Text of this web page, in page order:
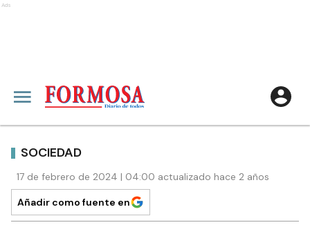
Ads
SOCIEDAD
17 de febrero de 2024 | 04:00 actualizado hace 2 años
Añadir como fuente en